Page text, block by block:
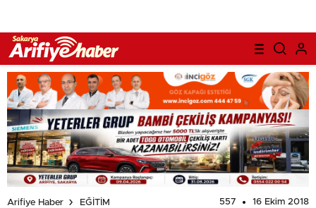
Arifiye Haber EĞİTİM 557 16 Ekim 2018